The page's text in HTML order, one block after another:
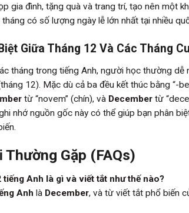
gia đình, tặng quà và trang trí, tạo nên một
có số lượng ngày lễ lớn nhất tại nhiều
Giữa Tháng 12 Và Các Tháng
tháng trong tiếng Anh, người học thường dễ
12). Mặc dù cả ba đều kết thúc bằng “-
từ “novem” (chín), và December từ
nhớ nguồn gốc này có thể giúp bạn phân
Thường Gặp (FAQs)
tiếng Anh là gì và viết tắt như thế nào?
Anh là December, và từ viết tắt phổ biến